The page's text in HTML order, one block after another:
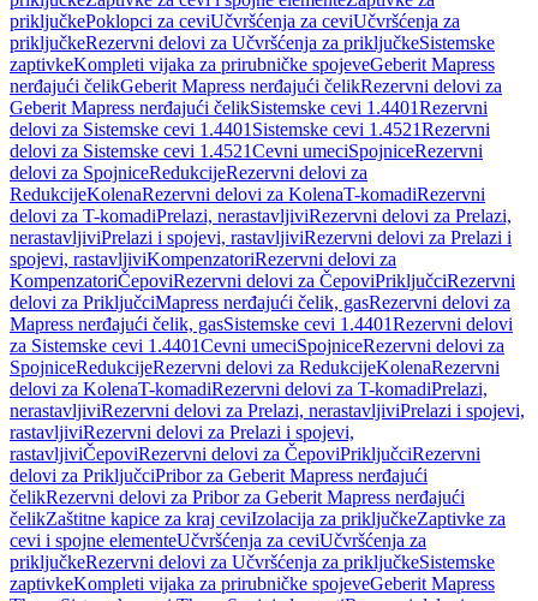
priključkePoklopci za ceviUčvršćenja za ceviUčvršćenja za
priključkeRezervni delovi za Učvršćenja za priključkeSistemske
zaptivkeKompleti vijaka za prirubničke spojeveGeberit Mapress
nerđajući čelikGeberit Mapress nerđajući čelikRezervni delovi za
Geberit Mapress nerđajući čelikSistemske cevi 1.4401Rezervni
delovi za Sistemske cevi 1.4401 Sistemske cevi 1.4521Rezervni
delovi za Sistemske cevi 1.4521Cevni umeciSpojniceRezervni
delovi za SpojniceRedukcijeRezervni delovi za
RedukcijeKolenaRezervni delovi za KolenaT-komadiRezervni
delovi za T-komadiPrelazi, nerastavljiviRezervni delovi za Prelazi,
nerastavljiviPrelazi i spojevi, rastavljiviRezervni delovi za Prelazi i
spojevi, rastavljiviKompenzatoriRezervni delovi za
KompenzatoriČepoviRezervni delovi za ČepoviPriključciRezervni
delovi za PriključciMapress nerđajući čelik, gasRezervni delovi za
Mapress nerđajući čelik, gasSistemske cevi 1.4401Rezervni delovi
za Sistemske cevi 1.4401Cevni umeciSpojniceRezervni delovi za
SpojniceRedukcijeRezervni delovi za RedukcijeKolenaRezervni
delovi za KolenaT-komadiRezervni delovi za T-komadiPrelazi,
nerastavljiviRezervni delovi za Prelazi, nerastavljiviPrelazi i spojevi,
rastavljiviRezervni delovi za Prelazi i spojevi,
rastavljiviČepoviRezervni delovi za ČepoviPriključciRezervni
delovi za PriključciPribor za Geberit Mapress nerđajući
čelikRezervni delovi za Pribor za Geberit Mapress nerđajući
čelikZaštitne kapice za kraj ceviIzolacija za priključkeZaptivke za
cevi i spojne elementeUčvršćenja za ceviUčvršćenja za
priključkeRezervni delovi za Učvršćenja za priključkeSistemske
zaptivkeKompleti vijaka za prirubničke spojeveGeberit Mapress